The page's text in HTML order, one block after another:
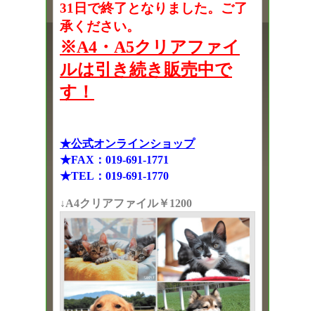
31日で終了となりました。ご了
承ください。
※A4・A5クリアファイ
ルは引き続き販売中で
す！
★公式オンラインショップ
★FAX：019-691-1771
★TEL：019-691-1770
↓A4クリアファイル￥1200